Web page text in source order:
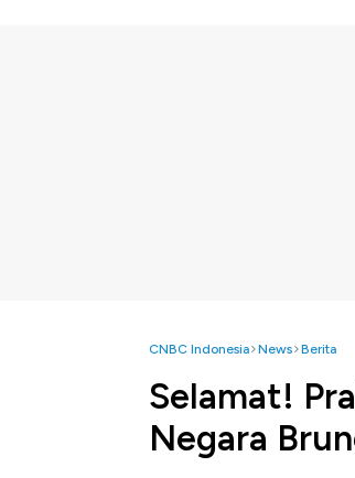
CNBC Indonesia News Berita
Selamat!
Negara